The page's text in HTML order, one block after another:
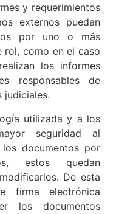
y requerimientos
externos puedan
por uno o más
rol, como en el caso
los informes
responsables de
judiciales.
utilizada y a los
seguridad al
documentos por
estos quedan
De esta
firma electrónica
los documentos